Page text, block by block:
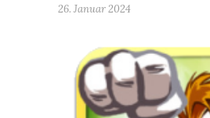
26. Januar 2024